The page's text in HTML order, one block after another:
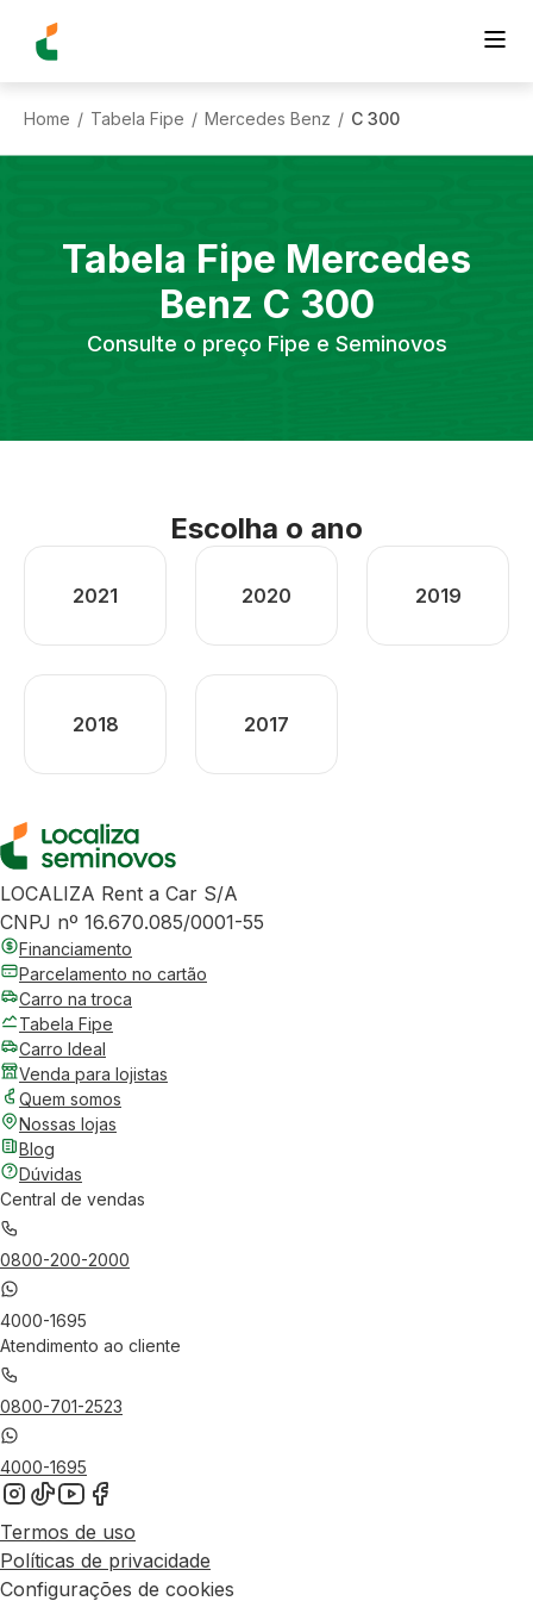
Home / Tabela Fipe / Mercedes Benz / C 300
Tabela Fipe Mercedes
Benz C 300
Consulte o preço Fipe e Seminovos
Escolha o ano
2021 2020 2019
2018 2017
LOCALIZA Rent a Car S/A
CNPJ nº 16.670.085/0001-55
Financiamento
Parcelamento no cartão
Carro na troca
Tabela Fipe
Carro Ideal
Venda para lojistas
Quem somos
Nossas lojas
Blog
Dúvidas
Central de vendas
0800-200-2000
4000-1695
Atendimento ao cliente
0800-701-2523
4000-1695
Termos de uso
Políticas de privacidade
Configurações de cookies